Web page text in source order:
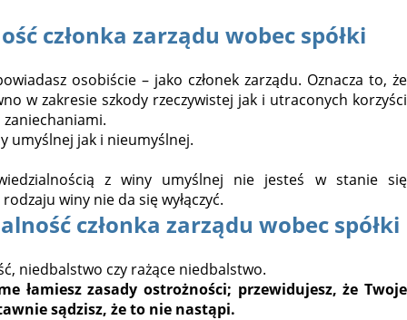
członka zarządu wobec spółki
osobiście – jako członek zarządu. Oznacza to, że
w zakresie szkody rzeczywistej jak i utraconych korzyści
zaniechaniami.
umyślnej jak i nieumyślnej.
z winy umyślnej nie jesteś w stanie się
winy nie da się wyłączyć.
członka zarządu wobec spółki
niedbalstwo czy rażące niedbalstwo.
łamiesz zasady ostrożności; przewidujesz, że Twoje
sądzisz, że to nie nastąpi.